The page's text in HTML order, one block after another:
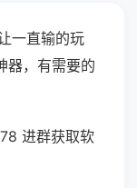
一直输的玩
器，有需要的
进群获取软